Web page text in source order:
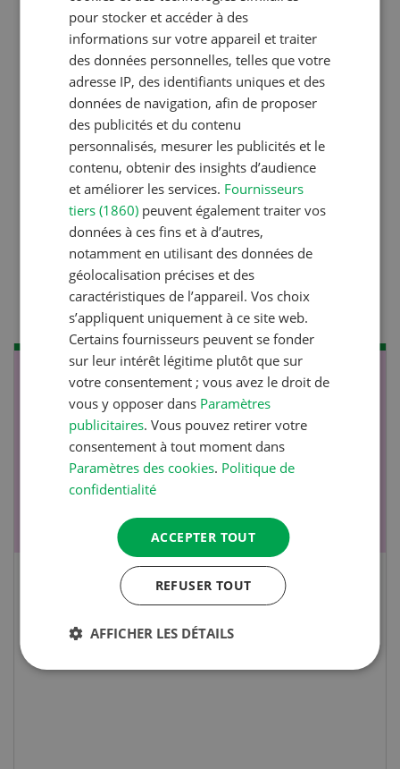
Production animale
L’aide du vétérinaire: «Que
faire en cas de diarrhée
chez les chèvres ? »
Production végétale
Couverts végétaux:
objectifs clairs, bénéfices
durables
NOV
-
JAN
26
Cours spécialisé Aquaculture
Vous élevez des poissons ou songez à le faire?
pour stocker et accéder à des
informations sur votre appareil et traiter
des données personnelles, telles que votre
adresse IP, des identifiants uniques et des
données de navigation, afin de proposer
des publicités et du contenu
personnalisés, mesurer les publicités et le
contenu, obtenir des insights d’audience
et améliorer les services. Fournisseurs
tiers (1860) peuvent également traiter vos
données à ces fins et à d’autres,
notamment en utilisant des données de
géolocalisation précises et des
caractéristiques de l’appareil. Vos choix
s’appliquent uniquement à ce site web.
Certains fournisseurs peuvent se fonder
sur leur intérêt légitime plutôt que sur
votre consentement ; vous avez le droit de
vous y opposer dans Paramètres
publicitaires. Vous pouvez retirer votre
consentement à tout moment dans
Paramètres des cookies. Politique de
confidentialité
ACCEPTER TOUT
REFUSER TOUT
AFFICHER LES DÉTAILS